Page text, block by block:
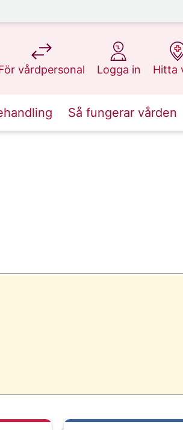
vårdpersonal
på 1177.se
Logga in
på 1177.se
Hitta
på
Så fungerar vården